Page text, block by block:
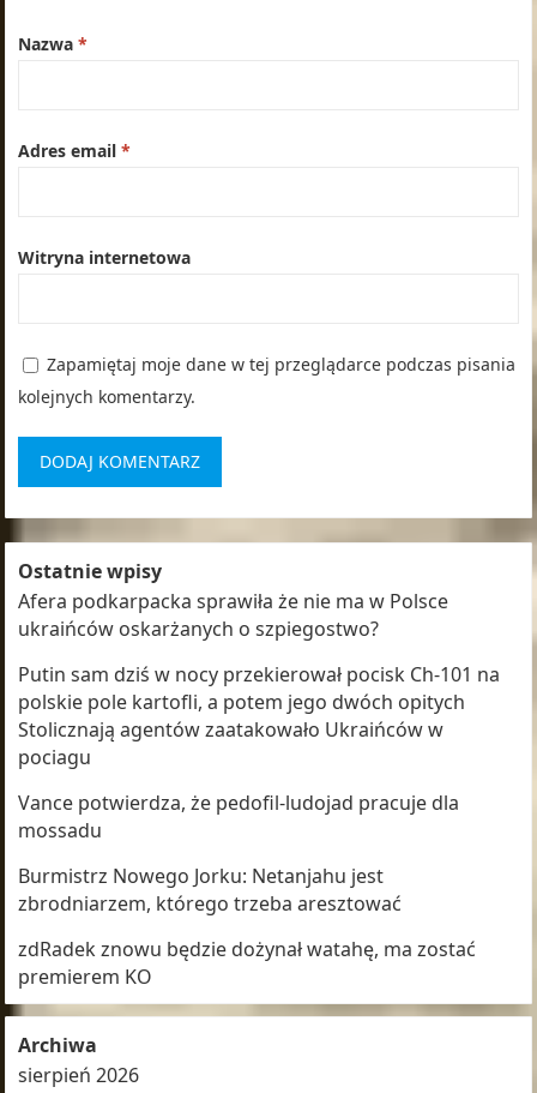
Nazwa*
Adres email*
Witryna internetowa
Zapamiętaj moje dane w tej przeglądarce podczas pisania
kolejnych komentarzy.
Ostatnie wpisy
Afera podkarpacka sprawiła że nie ma w Polsce
ukraińców oskarżanych o szpiegostwo?
Putin sam dziś w nocy przekierował pocisk Ch-101 na
polskie pole kartofli, a potem jego dwóch opitych
Stolicznają agentów zaatakowało Ukraińców w
pociagu
Vance potwierdza, że pedofil-ludojad pracuje dla
mossadu
Burmistrz Nowego Jorku: Netanjahu jest
zbrodniarzem, którego trzeba aresztować
zdRadek znowu będzie dożynał watahę, ma zostać
premierem KO
Archiwa
sierpień 2026